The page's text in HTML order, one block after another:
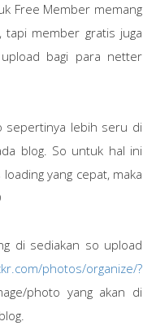
Free Member memang
member gratis juga
bagi para netter
sepertinya lebih seru di
blog. So untuk hal ini
yang cepat, maka
di sediakan so upload
photos/organize/?
photo yang akan di